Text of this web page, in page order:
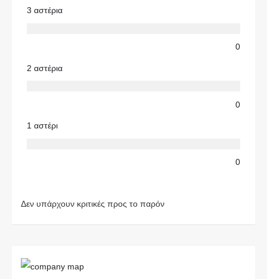
3 αστέρια
0
2 αστέρια
0
1 αστέρι
0
Δεν υπάρχουν κριτικές προς το παρόν